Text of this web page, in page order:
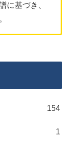
に基づき、
154
1